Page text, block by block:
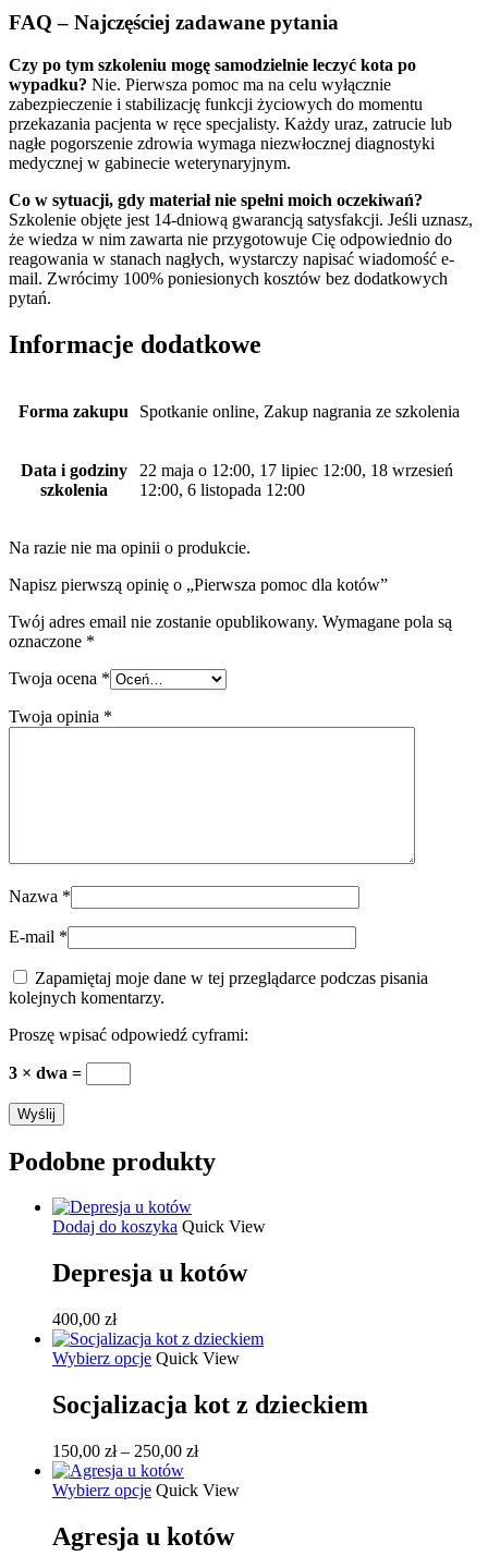
FAQ – Najczęściej zadawane pytania
Czy po tym szkoleniu mogę samodzielnie leczyć kota po
wypadku? Nie. Pierwsza pomoc ma na celu wyłącznie
zabezpieczenie i stabilizację funkcji życiowych do momentu
przekazania pacjenta w ręce specjalisty. Każdy uraz, zatrucie lub
nagłe pogorszenie zdrowia wymaga niezwłocznej diagnostyki
medycznej w gabinecie weterynaryjnym.
Co w sytuacji, gdy materiał nie spełni moich oczekiwań?
Szkolenie objęte jest 14-dniową gwarancją satysfakcji. Jeśli uznasz,
że wiedza w nim zawarta nie przygotowuje Cię odpowiednio do
reagowania w stanach nagłych, wystarczy napisać wiadomość e-
mail. Zwrócimy 100% poniesionych kosztów bez dodatkowych
pytań.
Informacje dodatkowe
Forma zakupu Spotkanie online, Zakup nagrania ze szkolenia
Data i godziny
szkolenia
22 maja o 12:00, 17 lipiec 12:00, 18 wrzesień
12:00, 6 listopada 12:00
Na razie nie ma opinii o produkcie.
Napisz pierwszą opinię o „Pierwsza pomoc dla kotów”
Twój adres email nie zostanie opublikowany. Wymagane pola są
oznaczone *
Twoja ocena *
Twoja opinia *
Nazwa *
E-mail *
Zapamiętaj moje dane w tej przeglądarce podczas pisania
kolejnych komentarzy.
Proszę wpisać odpowiedź cyframi:
3 × dwa =
Podobne produkty
Dodaj do koszyka Quick View
Depresja u kotów
400,00 zł
Wybierz opcje Ten
ma
wiele
Opcje
można
wybrać
stronie
Quick View
Socjalizacja kot z dzieckiem
150,00 zł – 250,00 złZakres
od
do
250,00 zł
Wybierz opcje Ten
ma
wiele
Quick View
Agresja u kotów